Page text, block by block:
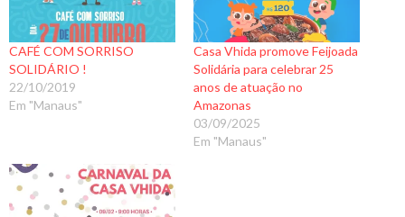
CAFÉ COM SORRISO
SOLIDÁRIO !
22/10/2019
Em "Manaus"
Casa Vhida promove Feijoada
Solidária para celebrar 25
anos de atuação no
Amazonas
03/09/2025
Em "Manaus"